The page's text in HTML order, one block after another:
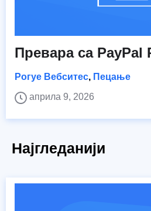
Превара са PayPal
Рогуе Вебситес, Пецање
априла 9, 2026
Најгледанији